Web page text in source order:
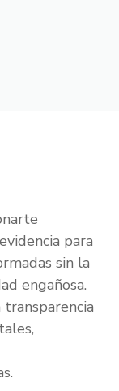
para
sin la
engañosa.